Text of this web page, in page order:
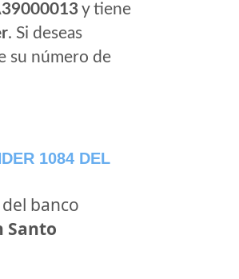
y tiene
. Si deseas
su número de
1084 DEL
del banco
Santo